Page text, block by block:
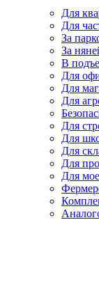
Для
Для
За
За
В
Для
Для
Для
Для
Для
Для
Для
Для